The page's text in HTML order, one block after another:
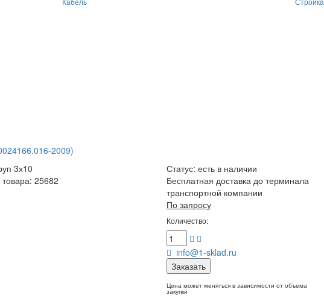
2009)
3х10
товара: 25682
Статус: есть в наличии
Бесплатная доставка до терминала
транспортной компании
По запросу
Количество:
info@1-sklad.ru
Заказать
Цена может меняться в зависимости от объема
закупки